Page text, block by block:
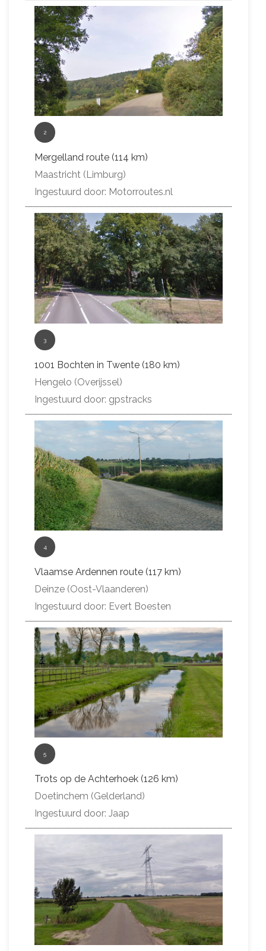
2
Mergelland route (114 km)
Maastricht (Limburg)
Ingestuurd door: Motorroutes.nl
3
1001 Bochten in Twente (180 km)
Hengelo (Overijssel)
Ingestuurd door: gpstracks
4
Vlaamse Ardennen route (117 km)
Deinze (Oost-Vlaanderen)
Ingestuurd door: Evert Boesten
5
Trots op de Achterhoek (126 km)
Doetinchem (Gelderland)
Ingestuurd door: Jaap